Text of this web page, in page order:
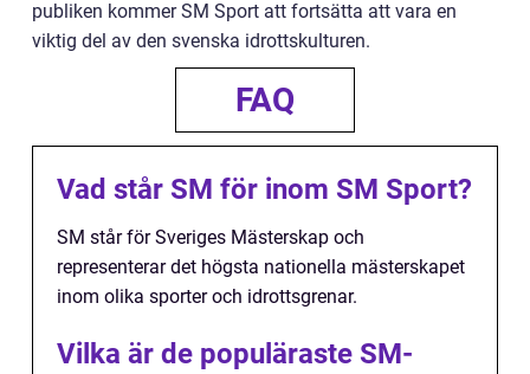
publiken kommer SM Sport att fortsätta att vara en
viktig del av den svenska idrottskulturen.
FAQ
Vad står SM för inom SM Sport?
SM står för Sveriges Mästerskap och
representerar det högsta nationella mästerskapet
inom olika sporter och idrottsgrenar.
Vilka är de populäraste SM-